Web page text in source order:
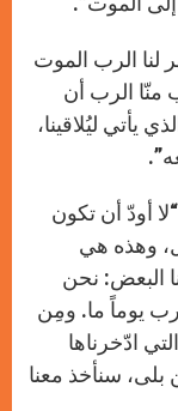
لنا الرب الموت
منّا الرب أن
يأتي ليُلاقينا،
أودّ أن تكون
وهذه هي
البعض: نحن
يوماً ما. ومِن
ادّخرناها
سنأخذ معنا